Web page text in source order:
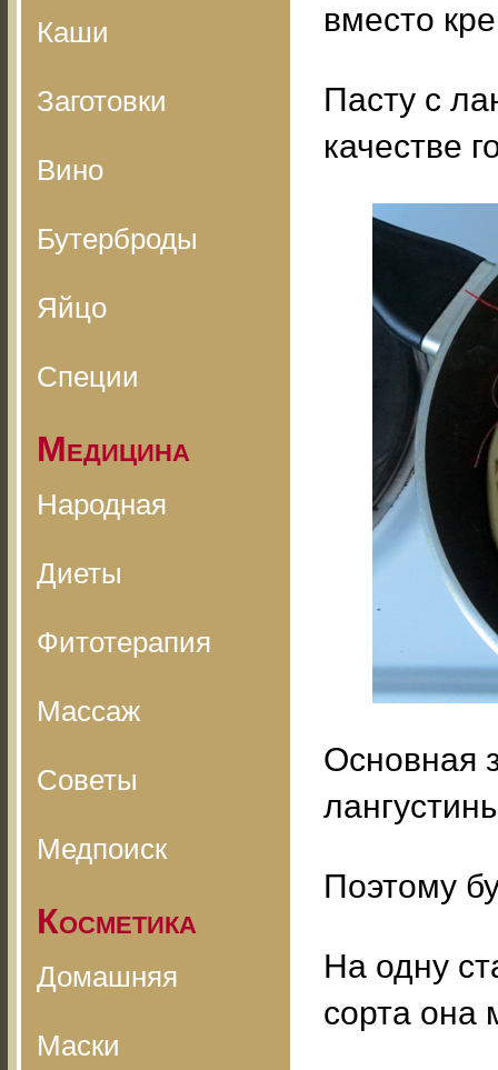
Каши
Заготовки
Вино
Бутерброды
Яйцо
Специи
Медицина
Народная
Диеты
Фитотерапия
Массаж
Советы
Медпоиск
Косметика
Домашняя
Маски
вместо
Пасту с
качестве
Основная
Поэтому
На одну
сорта она